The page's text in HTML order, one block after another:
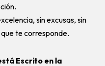
sin excusas, sin
te corresponde.
Escrito en la